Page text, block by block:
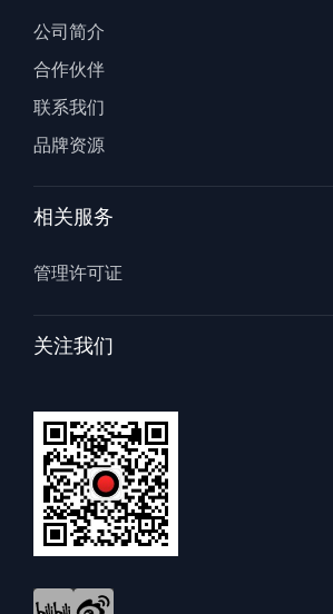
公司简介
合作伙伴
联系我们
品牌资源
相关服务
管理许可证
关注我们